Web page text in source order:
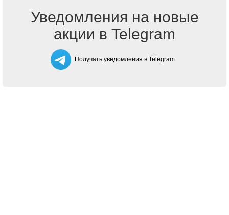
Уведомления на новые
акции в Telegram
Получать уведомления в Telegram